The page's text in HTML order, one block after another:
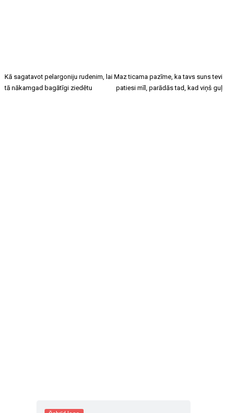
Kā sagatavot pelargoniju rudenim, lai
tā nākamgad bagātīgi ziedētu
Maz ticama pazīme, ka tavs suns tevi
patiesi mīl, parādās tad, kad viņš guļ